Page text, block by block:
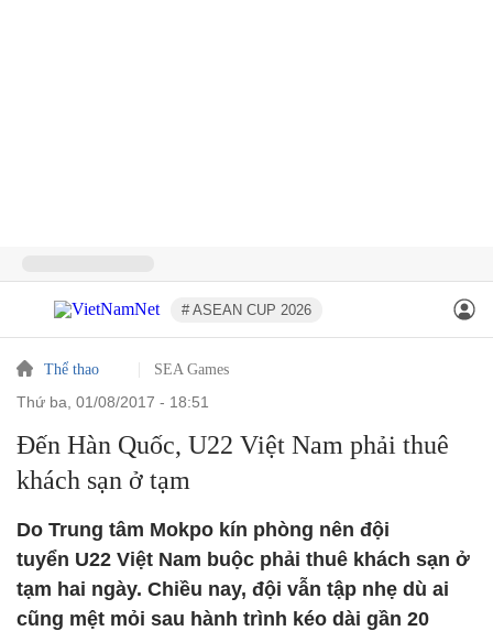
# ASEAN CUP 2026
Thể thao SEA Games
thứ ba, 01/08/2017 - 18:51
Đến Hàn Quốc, U22 Việt Nam phải thuê
khách sạn ở tạm
Do Trung tâm Mokpo kín phòng nên đội
tuyển U22 Việt Nam buộc phải thuê khách sạn ở
tạm hai ngày. Chiều nay, đội vẫn tập nhẹ dù ai
cũng mệt mỏi sau hành trình kéo dài gần 20